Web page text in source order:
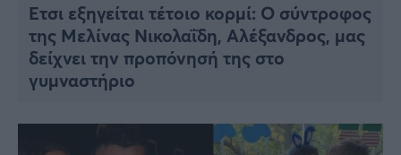
Έτσι εξηγείται τέτοιο κορμί: Ο σύντροφος
της Μελίνας Νικολαΐδη, Αλέξανδρος, μας
δείχνει την προπόνησή της στο
γυμναστήριο